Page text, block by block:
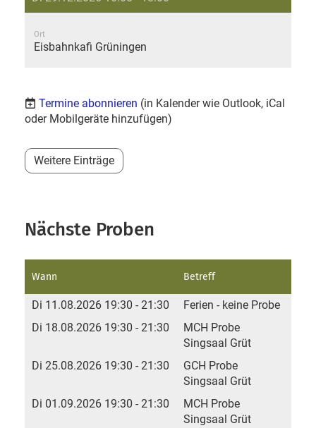
Ort
Eisbahnkafi Grüningen
Termine abonnieren (in Kalender wie Outlook, iCal
oder Mobilgeräte hinzufügen)
Weitere Einträge
Nächste Proben
Wann Betreff
Di 11.08.2026 19:30 - 21:30
Ferien - keine Probe
Di 18.08.2026 19:30 - 21:30
MCH Probe
Singsaal Grüt
Di 25.08.2026 19:30 - 21:30
GCH Probe
Singsaal Grüt
Di 01.09.2026 19:30 - 21:30
MCH Probe
Singsaal Grüt